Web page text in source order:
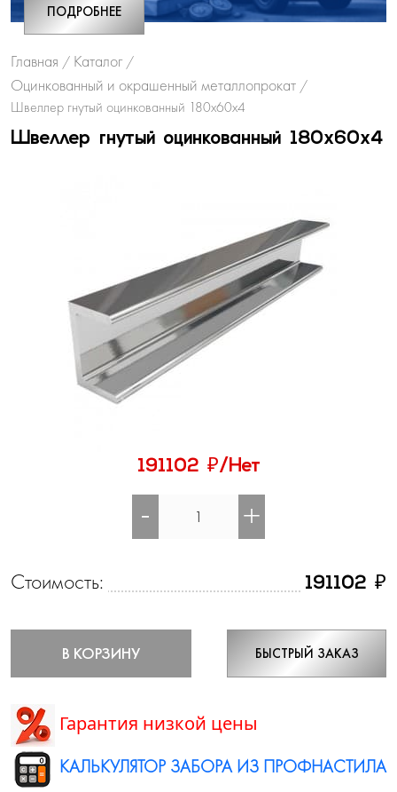
ПОДРОБНЕЕ
Главная / Каталог /
Оцинкованный и окрашенный металлопрокат /
Швеллер гнутый оцинкованный 180х60х4
Швеллер гнутый оцинкованный 180х60х4
191102 ₽/Нет
- +
Стоимость: 191102 ₽
В КОРЗИНУ БЫСТРЫЙ ЗАКАЗ
Гарантия низкой цены
КАЛЬКУЛЯТОР ЗАБОРА ИЗ ПРОФНАСТИЛА